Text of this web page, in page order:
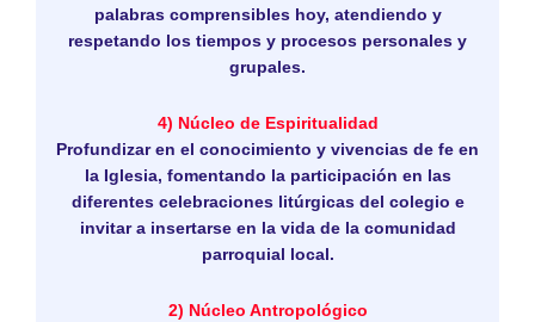
palabras comprensibles hoy, atendiendo y
respetando los tiempos y procesos personales y
grupales.
4) Núcleo de Espiritualidad
Profundizar en el conocimiento y vivencias de fe en
la Iglesia, fomentando la participación en las
diferentes celebraciones litúrgicas del colegio e
invitar a insertarse en la vida de la comunidad
parroquial local.
2) Núcleo Antropológico